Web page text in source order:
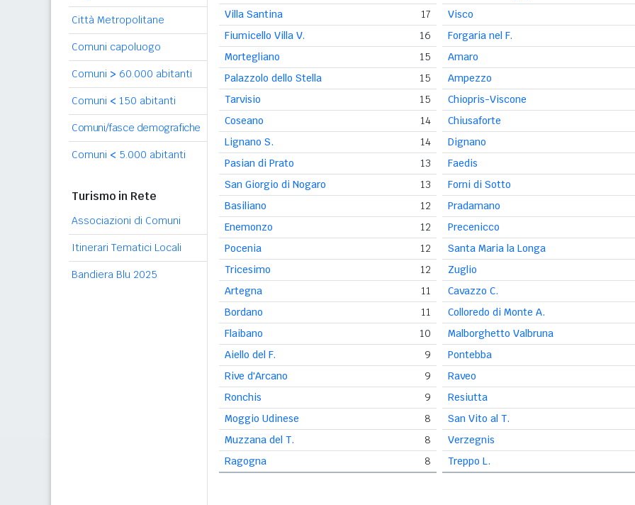
Città Metropolitane
Comuni capoluogo
Comuni > 60.000 abitanti
Comuni < 150 abitanti
Comuni/fasce demografiche
Comuni < 5.000 abitanti
Turismo in Rete
Associazioni di Comuni
Itinerari Tematici Locali
Bandiera Blu 2025
Villa Santina
17
Fiumicello Villa V.
16
Mortegliano
15
Palazzolo dello Stella
15
Tarvisio
15
Coseano
14
Lignano S.
14
Pasian di Prato
13
San Giorgio di Nogaro
13
Basiliano
12
Enemonzo
12
Pocenia
12
Tricesimo
12
Artegna
11
Bordano
11
Flaibano
10
Aiello del F.
9
Rive d'Arcano
9
Ronchis
9
Moggio Udinese
8
Muzzana del T.
8
Ragogna
8
Visco
Forgaria nel F.
Amaro
Ampezzo
Chiopris-Viscone
Chiusaforte
Dignano
Faedis
Forni di Sotto
Pradamano
Precenicco
Santa Maria la Longa
Zuglio
Cavazzo C.
Colloredo di Monte A.
Malborghetto Valbruna
Pontebba
Raveo
Resiutta
San Vito al T.
Verzegnis
Treppo L.